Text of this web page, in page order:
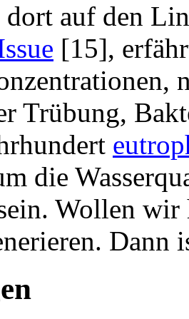
dort auf den
[15],
Trübung,
die
Wollen wir